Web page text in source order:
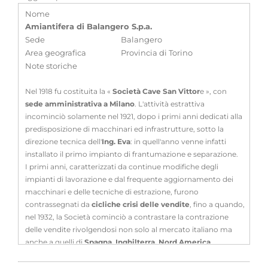
Nome
Amiantifera di Balangero S.p.a.
Sede
Balangero
Area geografica
Provincia di Torino
Note storiche
Nel 1918 fu costituita la « Società Cave San Vittore », con
sede amministrativa a Milano. L'attività estrattiva
incominciò solamente nel 1921, dopo i primi anni dedicati alla
predisposizione di macchinari ed infrastrutture, sotto la
direzione tecnica dell'Ing. Eva: in quell'anno venne infatti
installato il primo impianto di frantumazione e separazione.
I primi anni, caratterizzati da continue modifiche degli
impianti di lavorazione e dal frequente aggiornamento dei
macchinari e delle tecniche di estrazione, furono
contrassegnati da cicliche crisi delle vendite, fino a quando,
nel 1932, la Società cominciò a contrastare la contrazione
delle vendite rivolgendosi non solo al mercato italiano ma
anche a quelli diSpagna, Inghilterra, Nord America.